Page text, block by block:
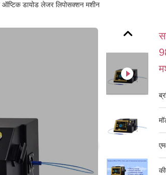
डायोड लेजर लिपोसक्शन मशीन